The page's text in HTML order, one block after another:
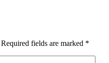
Required fields are marked *